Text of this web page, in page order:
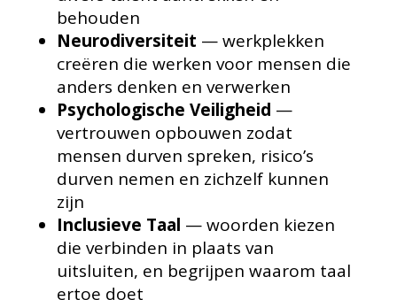
behouden
Neurodiversiteit — werkplekken
creëren die werken voor mensen die
anders denken en verwerken
Psychologische Veiligheid —
vertrouwen opbouwen zodat
mensen durven spreken, risico’s
durven nemen en zichzelf kunnen
zijn
Inclusieve Taal — woorden kiezen
die verbinden in plaats van
uitsluiten, en begrijpen waarom taal
ertoe doet